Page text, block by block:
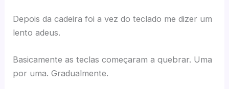
Depois da cadeira foi a vez do teclado me dizer um
lento adeus.
Basicamente as teclas começaram a quebrar. Uma
por uma. Gradualmente.